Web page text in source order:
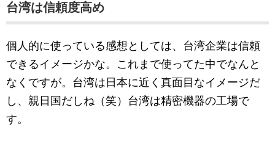
台湾は信頼度高め
個人的に使っている感想としては、台湾企業は信頼
できるイメージかな。これまで使ってた中でなんと
なくですが。台湾は日本に近く真面目なイメージだ
し、親日国だしね（笑）台湾は精密機器の工場で
す。